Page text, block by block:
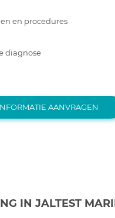
en procedures
diagnose
AANVRAGEN
IN JALTEST